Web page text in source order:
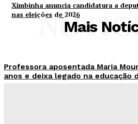
Ximbinha anuncia candidatura a
nas eleições de 2026
Mais
Professora aposentada Maria
anos e deixa legado na educação